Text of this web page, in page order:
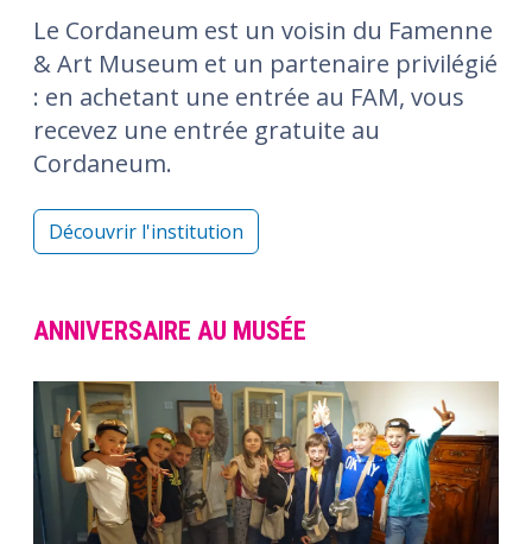
Le Cordaneum est un voisin du Famenne
& Art Museum et un partenaire privilégié
: en achetant une entrée au FAM, vous
recevez une entrée gratuite au
Cordaneum.
Découvrir l'institution
ANNIVERSAIRE AU MUSÉE